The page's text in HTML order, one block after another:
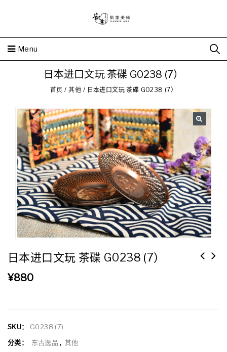
Menu
日本进口文玩 茶碟 G0238 (7）
首页 /其他 / 日本进口文玩 茶碟 G0238 (7）
日本进口文玩 茶碟 G0238 (7）
¥880
SKU： G0238 (7)
分类：
东古逸品 , 其他